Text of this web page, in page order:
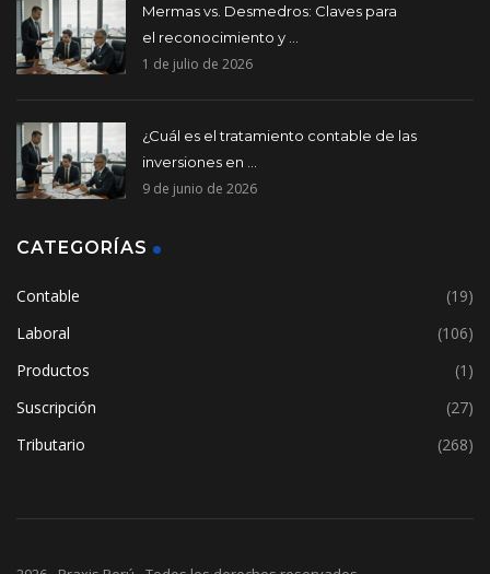
Mermas vs. Desmedros: Claves para
el reconocimiento y ...
1 de julio de 2026
¿Cuál es el tratamiento contable de las
inversiones en ...
9 de junio de 2026
CATEGORÍAS
Contable
(19)
Laboral
(106)
Productos
(1)
Suscripción
(27)
Tributario
(268)